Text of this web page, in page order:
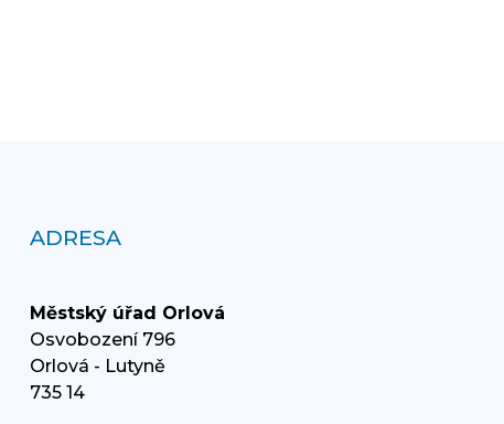
ADRESA
Městský úřad Orlová
Osvobození 796
Orlová - Lutyně
735 14